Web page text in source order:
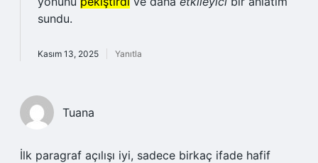
sundu.
Kasım 13, 2025 Yanıtla
Tuana
İlk paragraf açılışı iyi, sadece birkaç ifade hafif